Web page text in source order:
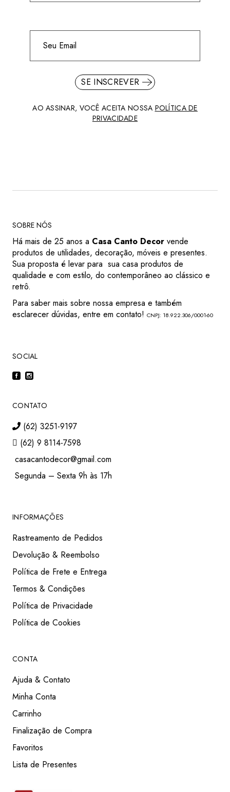
SE INSCREVER
AO ASSINAR, VOCÊ ACEITA NOSSA POLÍTICA DE
PRIVACIDADE
SOBRE NÓS
Há mais de 25 anos a Casa Canto Decor vende
produtos de utilidades, decoração, móveis e presentes.
Sua proposta é levar para sua casa produtos de
qualidade e com estilo, do contemporâneo ao clássico e
retrô.
Para saber mais sobre nossa empresa e também
esclarecer dúvidas, entre em contato! CNPJ: 18.922.306/0001-60
SOCIAL
CONTATO
(62) 3251-9197
(62) 9 8114-7598
casacantodecor@gmail.com
Segunda – Sexta 9h às 17h
INFORMAÇÕES
Rastreamento de Pedidos
Devolução & Reembolso
Política de Frete e Entrega
Termos & Condições
Política de Privacidade
Política de Cookies
CONTA
Ajuda & Contato
Minha Conta
Carrinho
Finalização de Compra
Favoritos
Lista de Presentes